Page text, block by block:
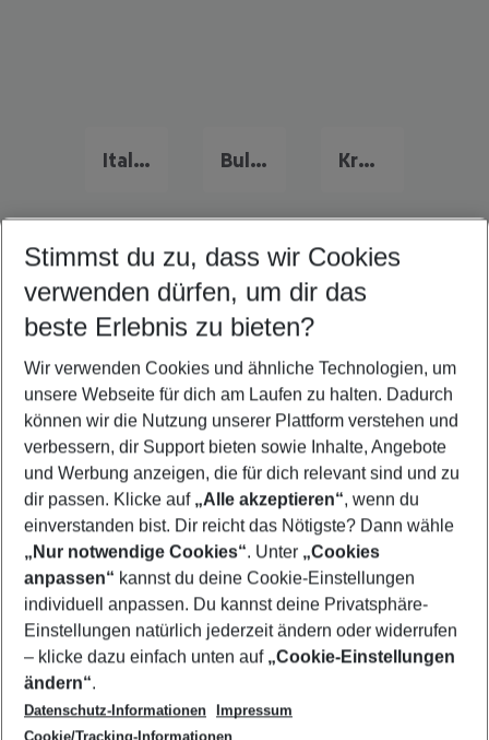
Italien Urlaub Bulgarien Urlaub Kreta Urlaub
Quicklinks
Familienurlaub Adriatische Küste
Frübucher Angebote Adriatische Küste für 2026
Urlaub Adriatische Küste
Flug & Hotel Adriatische Küste
Last Minute Adriatische Küste
Footer
Footer navigation
Über uns
AGB
Bestpreisgarantie
Cookie-Einstellungen ändern
Agenturbetreuung
Folge uns
Stimmst du zu, dass wir Cookies
verwenden dürfen, um dir das
beste Erlebnis zu bieten?
Wir verwenden Cookies und ähnliche Technologien, um
unsere Webseite für dich am Laufen zu halten. Dadurch
können wir die Nutzung unserer Plattform verstehen und
verbessern, dir Support bieten sowie Inhalte, Angebote
und Werbung anzeigen, die für dich relevant sind und zu
dir passen. Klicke auf „Alle akzeptieren“, wenn du
einverstanden bist. Dir reicht das Nötigste? Dann wähle
„Nur notwendige Cookies“. Unter „Cookies
anpassen“ kannst du deine Cookie-Einstellungen
individuell anpassen. Du kannst deine Privatsphäre-
Einstellungen natürlich jederzeit ändern oder widerrufen
– klicke dazu einfach unten auf „Cookie-Einstellungen
ändern“.
Datenschutz-Informationen
Impressum
Cookie/Tracking-Informationen